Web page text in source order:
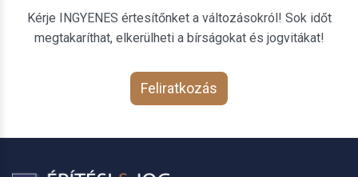
Kérje INGYENES értesítőnket a változásokról! Sok időt
megtakaríthat, elkerülheti a bírságokat és jogvitákat!
Feliratkozás